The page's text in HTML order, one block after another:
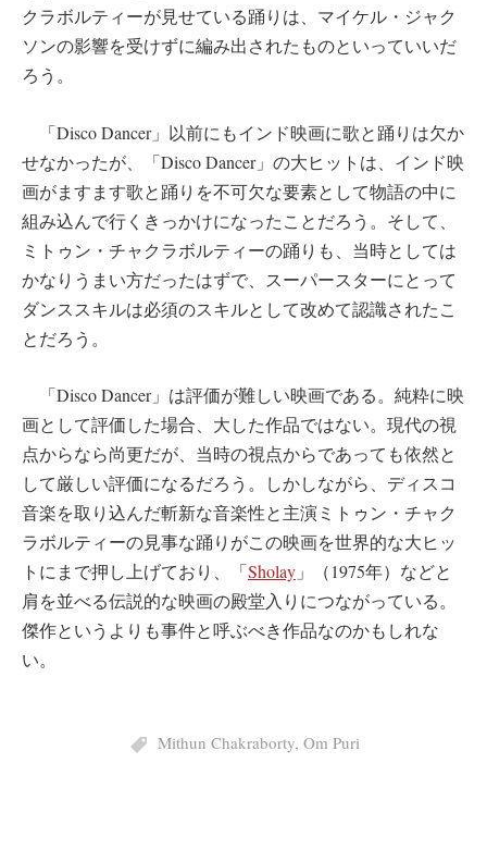
クラボルティーが見せている踊りは、マイケル・ジャク
ソンの影響を受けずに編み出されたものといっていいだ
ろう。
「Disco Dancer」以前にもインド映画に歌と踊りは欠か
せなかったが、「Disco Dancer」の大ヒットは、インド映
画がますます歌と踊りを不可欠な要素として物語の中に
組み込んで行くきっかけになったことだろう。そして、
ミトゥン・チャクラボルティーの踊りも、当時としては
かなりうまい方だったはずで、スーパースターにとって
ダンススキルは必須のスキルとして改めて認識されたこ
とだろう。
「Disco Dancer」は評価が難しい映画である。純粋に映
画として評価した場合、大した作品ではない。現代の視
点からなら尚更だが、当時の視点からであっても依然と
して厳しい評価になるだろう。しかしながら、ディスコ
音楽を取り込んだ斬新な音楽性と主演ミトゥン・チャク
ラボルティーの見事な踊りがこの映画を世界的な大ヒッ
トにまで押し上げており、「Sholay 」（1975年）などと
肩を並べる伝説的な映画の殿堂入りにつながっている。
傑作というよりも事件と呼ぶべき作品なのかもしれな
い。
Mithun Chakraborty, Om Puri